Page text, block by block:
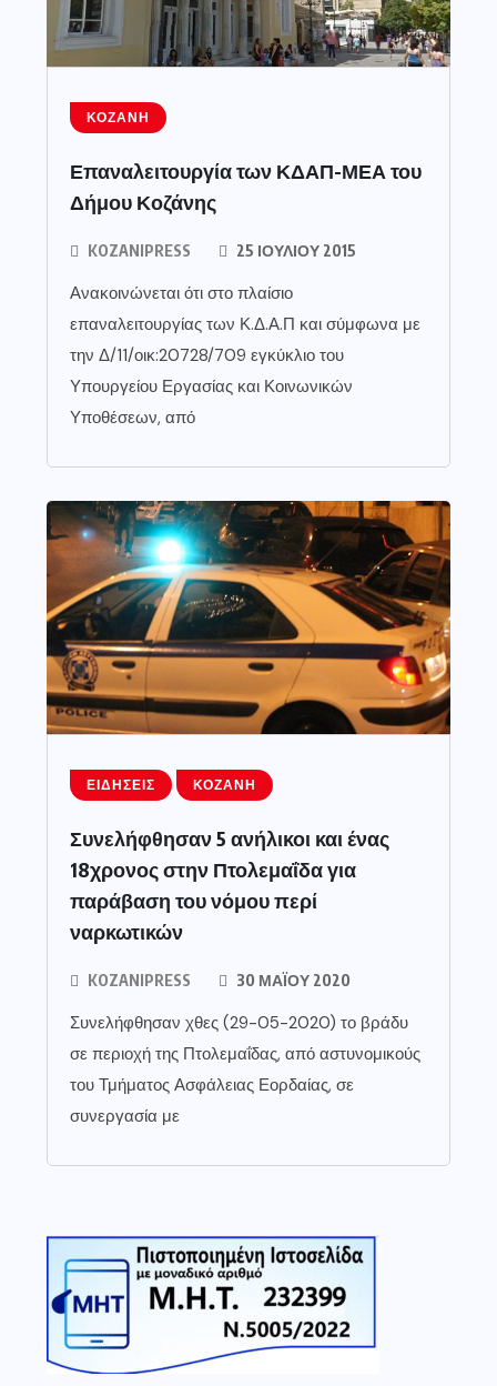
ΚΟΖΆΝΗ
Επαναλειτουργία των ΚΔΑΠ-ΜΕΑ του
Δήμου Κοζάνης
KOZANIPRESS 25 ΙΟΥΛΊΟΥ 2015
Ανακοινώνεται ότι στο πλαίσιο
επαναλειτουργίας των Κ.Δ.Α.Π και σύμφωνα με
την Δ/11/οικ:20728/709 εγκύκλιο του
Υπουργείου Εργασίας και Κοινωνικών
Υποθέσεων, από
ΕΙΔΉΣΕΙΣ ΚΟΖΆΝΗ
Συνελήφθησαν 5 ανήλικοι και ένας
18χρονος στην Πτολεμαΐδα για
παράβαση του νόμου περί
ναρκωτικών
KOZANIPRESS 30 ΜΑΪ́ΟΥ 2020
Συνελήφθησαν χθες (29-05-2020) το βράδυ
σε περιοχή της Πτολεμαΐδας, από αστυνομικούς
του Τμήματος Ασφάλειας Εορδαίας, σε
συνεργασία με